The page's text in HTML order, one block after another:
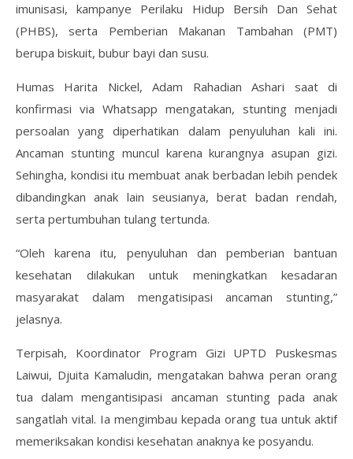
imunisasi, kampanye Perilaku Hidup Bersih Dan Sehat
(PHBS), serta Pemberian Makanan Tambahan (PMT)
berupa biskuit, bubur bayi dan susu.
Humas Harita Nickel, Adam Rahadian Ashari saat di
konfirmasi via Whatsapp mengatakan, stunting menjadi
persoalan yang diperhatikan dalam penyuluhan kali ini.
Ancaman stunting muncul karena kurangnya asupan gizi.
Sehingha, kondisi itu membuat anak berbadan lebih pendek
dibandingkan anak lain seusianya, berat badan rendah,
serta pertumbuhan tulang tertunda.
“Oleh karena itu, penyuluhan dan pemberian bantuan
kesehatan dilakukan untuk meningkatkan kesadaran
masyarakat dalam mengatisipasi ancaman stunting,”
jelasnya.
Terpisah, Koordinator Program Gizi UPTD Puskesmas
Laiwui, Djuita Kamaludin, mengatakan bahwa peran orang
tua dalam mengantisipasi ancaman stunting pada anak
sangatlah vital. Ia mengimbau kepada orang tua untuk aktif
memeriksakan kondisi kesehatan anaknya ke posyandu.